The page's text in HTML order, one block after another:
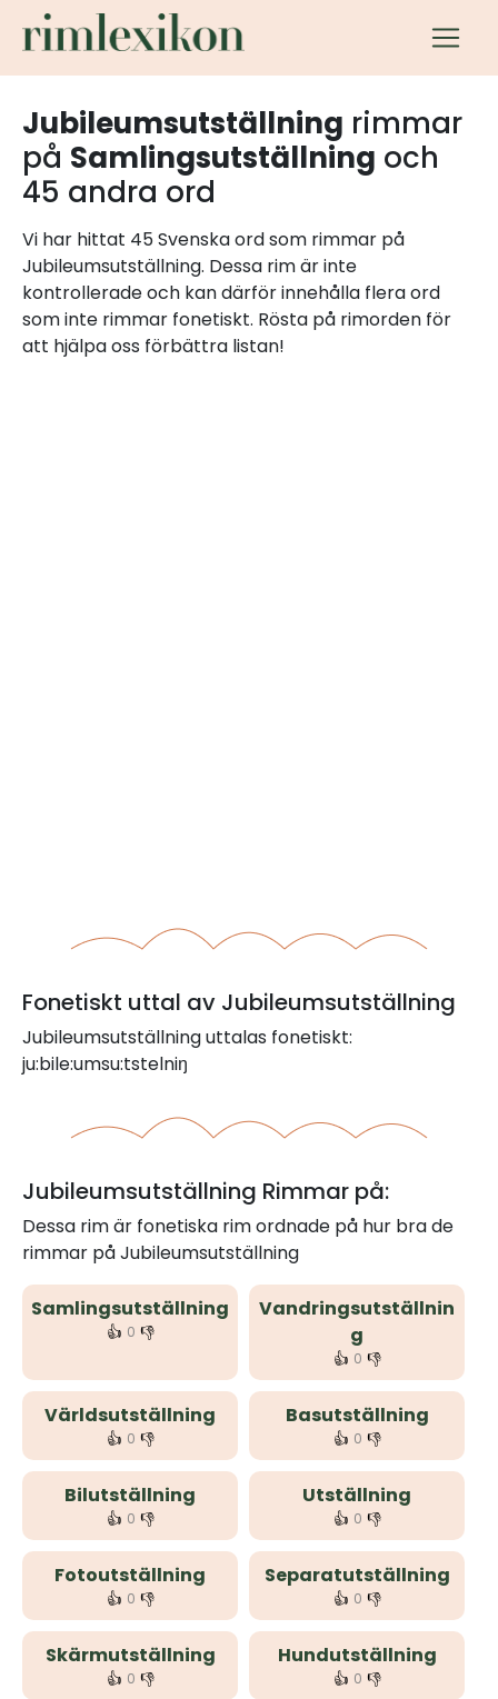
Jubileumsutställning rimmar
på Samlingsutställning och
45 andra ord
Vi har hittat 45 Svenska ord som rimmar på
Jubileumsutställning. Dessa rim är inte
kontrollerade och kan därför innehålla flera ord
som inte rimmar fonetiskt. Rösta på rimorden för
att hjälpa oss förbättra listan!
Fonetiskt uttal av Jubileumsutställning
Jubileumsutställning uttalas fonetiskt:
ju:bile:umsu:tstelniŋ
Jubileumsutställning Rimmar på:
Dessa rim är fonetiska rim ordnade på hur bra de
rimmar på Jubileumsutställning
Samlingsutställning
👍 0 👎
Vandringsutställnin
g
👍 0 👎
Världsutställning
👍 0 👎
Basutställning
👍 0 👎
Bilutställning
👍 0 👎
Utställning
👍 0 👎
Fotoutställning
👍 0 👎
Separatutställning
👍 0 👎
Skärmutställning
👍 0 👎
Hundutställning
👍 0 👎